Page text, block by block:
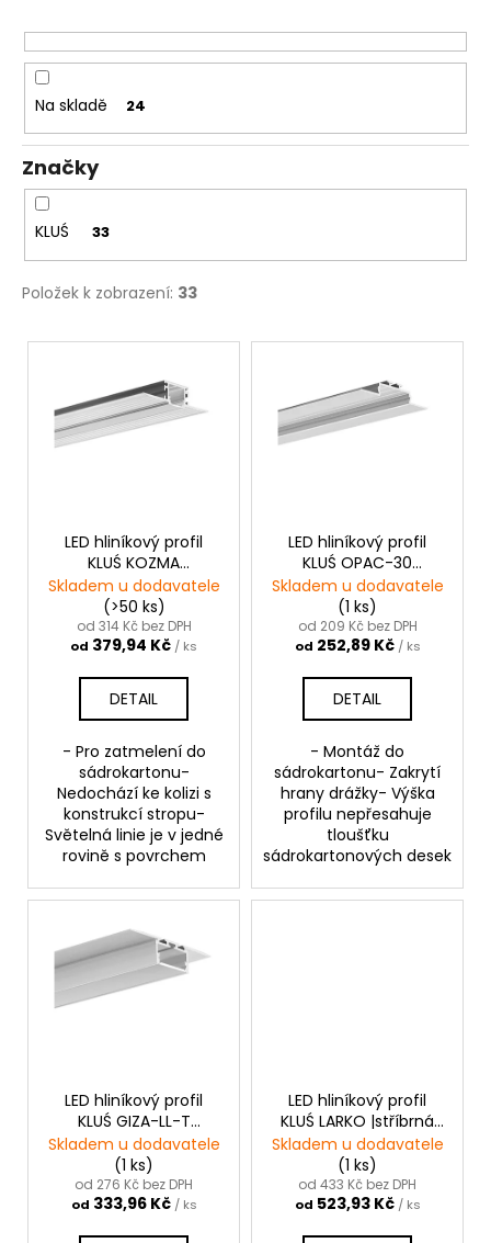
o
d
u
k
t
ů
Na skladě 24
Značky
KLUŚ 33
Položek k zobrazení: 33
V
LED hliníkový profil
KLUŚ KOZMA
|neanodizovaná
Skladem u dodavatele
(>50 ks)
od 314 Kč bez DPH
od 379,94 Kč / ks
DETAIL
- Pro zatmelení do
sádrokartonu-
Nedochází ke kolizi s
konstrukcí stropu-
Světelná linie je v jedné
rovině s povrchem
LED hliníkový profil
KLUŚ OPAC-30
|stříbrná anoda
Skladem u dodavatele
(1 ks)
od 209 Kč bez DPH
od 252,89 Kč / ks
DETAIL
- Montáž do
sádrokartonu- Zakrytí
hrany drážky- Výška
profilu nepřesahuje
tloušťku
sádrokartonových desek
LED hliníkový profil
KLUŚ GIZA-LL-T
|neanodizovaný
Skladem u dodavatele
(1 ks)
od 276 Kč bez DPH
od 333,96 Kč / ks
LED hliníkový profil
KLUŚ LARKO |stříbrná
anoda
Skladem u dodavatele
(1 ks)
od 433 Kč bez DPH
od 523,93 Kč / ks
D
o
p
o
r
u
u
j
e
e